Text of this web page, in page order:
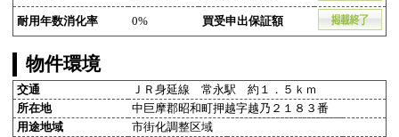
耐用年数消化率 0% 買受申出保証額
物件環境
交通
ＪＲ身延線 常永駅 約１．５ｋｍ
所在地
中巨摩郡昭和町押越字越乃２１８３番
用途地域
市街化調整区域